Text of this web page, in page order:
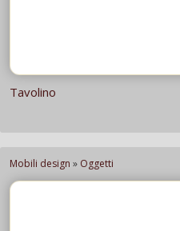
Tavolino
Mobili design » Oggetti